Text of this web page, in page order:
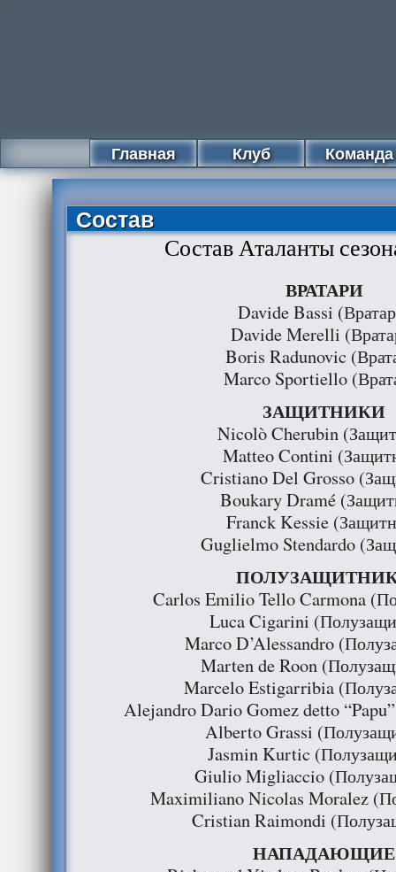
Главная Клуб Команда
Состав
Состав Аталанты
ВРАТАРИ
Davide Bassi
Davide Merelli
Boris Radunovic
Marco Sportiello
ЗАЩИТНИКИ
Nicolò Cherubin
Matteo Contini
Cristiano Del Grosso
Boukary Dramé
Franck Kessie
Guglielmo Stendardo
Carlos Emilio Tello Carmona
Luca Cigarini
Marco D’Alessandro
Marten de Roon
Marcelo Estigarribia
Alejandro Dario Gomez detto
Alberto Grassi
Jasmin Kurtic
Giulio Migliaccio
Maximiliano Nicolas Moralez
Cristian Raimondi
НАПАДАЮЩИЕ